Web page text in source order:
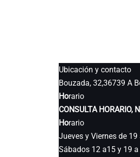
Ubicación y contacto
Bouzada, 32,36739 A
Horario
CONSULTA HORARIO,
Horario
Jueves y Viernes de 19
Sábados 12 a15 y 19 a